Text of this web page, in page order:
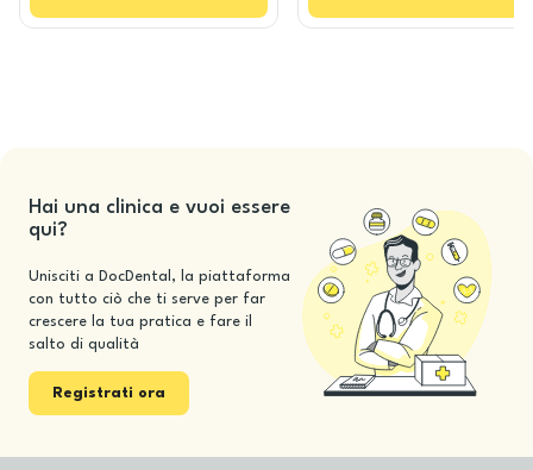
Hai una clinica e vuoi essere
qui?
Unisciti a DocDental, la piattaforma
con tutto ciò che ti serve per far
crescere la tua pratica e fare il
salto di qualità
Registrati ora